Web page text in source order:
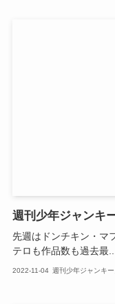
週刊少年ジャンキ
先週はドンチキン・マ
テロも作品数も過去最...
2022-11-04 週刊少年ジャンキ